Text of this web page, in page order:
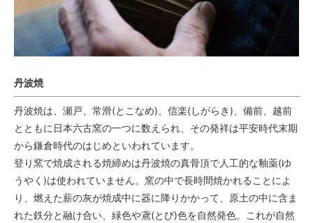
丹波焼
丹波焼は、瀬戸、常滑(とこなめ)、信楽(しがらき)、備前、越前
とともに日本六古窯の一つに数えられ、その発祥は平安時代末期
から鎌倉時代のはじめといわれています。
登り窯で焼成される焼締めは丹波焼の真骨頂で人工的な釉薬(ゆ
うやく)は使われていません。窯の中で長時間焼かれることによ
り、燃えた薪の灰が焼成中に器に降りかかって、原土の中に含ま
れた鉄分と融け合い、緑色や鳶(とび)色を自然発色。これが自然